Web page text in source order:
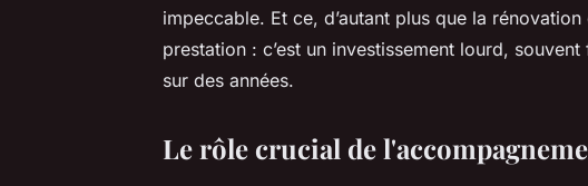
impeccable. Et ce, d’autant plus que la
prestation : c’est un investissement lourd,
sur des années.
Le rôle crucial de